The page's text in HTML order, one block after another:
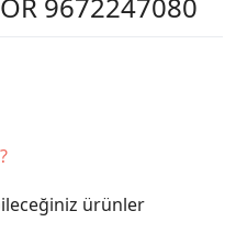
9672247080
ürünler